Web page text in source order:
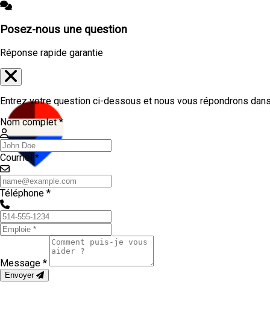
Posez-nous une question
Réponse rapide garantie
Entrez votre question ci-dessous et nous vous répondrons
Nom complet *
Courriel *
Téléphone *
Message *
Envoyer